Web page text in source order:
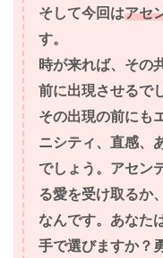
そして今回はアセ
す。
時が来れば、その
前に出現させるで
その出現の前にも
ニシティ、直感、
でしょう。 アセン
る愛を受け取るか
なんです。 あなた
手で選びますか？